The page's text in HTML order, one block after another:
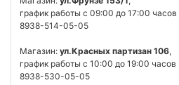
график работы с 09:00 до 17:00 часов
8938-514-05-05
Магазин: ул.Красных партизан 106,
график работы с 10:00 до 19:00 часов
8938-530-05-05